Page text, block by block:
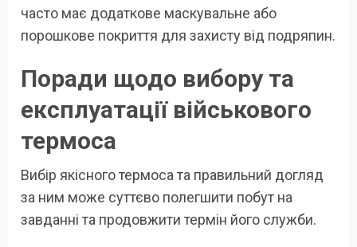
часто має додаткове маскувальне або
порошкове покриття для захисту від подряпин.
Поради щодо вибору та
експлуатації військового
термоса
Вибір якісного термоса та правильний догляд
за ним може суттєво полегшити побут на
завданні та продовжити термін його служби.